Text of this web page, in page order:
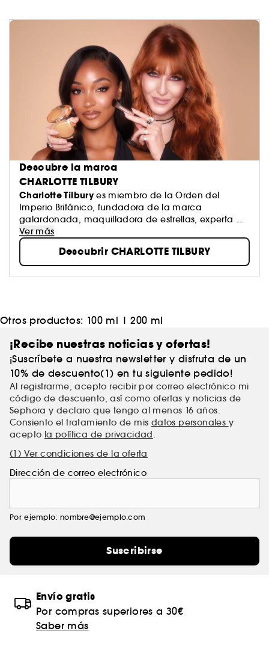
Descubre la marca
CHARLOTTE TILBURY
Charlotte Tilburyes miembro de la Orden del
Imperio Británico, fundadora de la marca
galardonada, maquilladora de estrellas, experta en
productos de cuidado facial y creadora de
perfumes innovadores.
Ver más
Descubrir CHARLOTTE TILBURY
Otros productos: 100 ml |200 ml
¡Recibe nuestras noticias y ofertas!
¡Suscríbete a nuestra newsletter y disfruta de un
10% de descuento(1) en tu siguiente pedido!
Al registrarme, acepto recibir por correo electrónico mi
código de descuento, así como ofertas y noticias de
Sephora y declaro que tengo al menos 16 años.
Consiento el tratamiento de mis datos personales y
acepto la política de privacidad.
(1) Ver condiciones de la oferta
Dirección de correo electrónico
Por ejemplo: nombre@ejemplo.com
Suscribirse
Envío gratis
Por compras superiores a 30€
Saber más